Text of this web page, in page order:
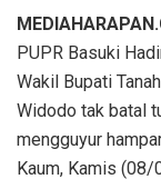
PUPR Basuki
Wakil Bupati
Widodo tak batal
mengguyur
Kaum, Kamis (08/